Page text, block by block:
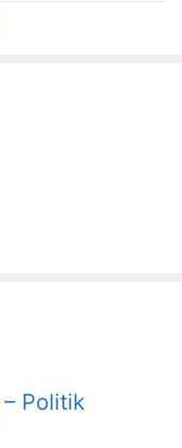
Politik